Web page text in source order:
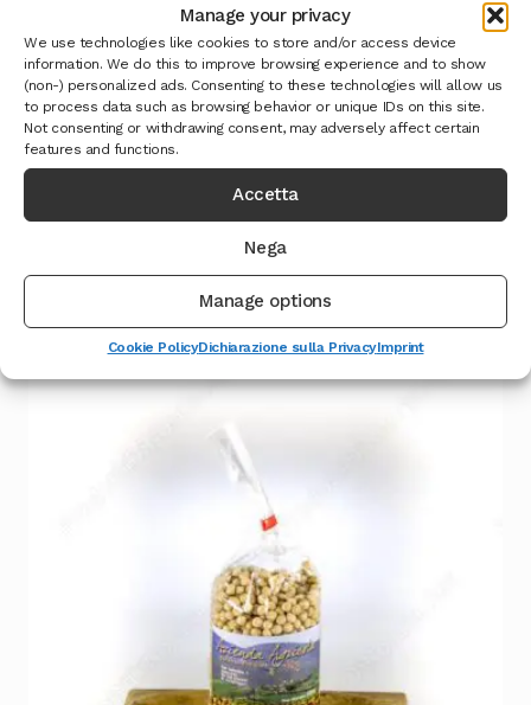
Manage your privacy
We use technologies like cookies to store and/or access device
information. We do this to improve browsing experience and to show
(non-) personalized ads. Consenting to these technologies will allow us
to process data such as browsing behavior or unique IDs on this site.
Not consenting or withdrawing consent, may adversely affect certain
features and functions.
Accetta
Nega
Manage options
Cookie PolicyDichiarazione sulla PrivacyImprint
Mais per Pop Corn
Leggi tutto